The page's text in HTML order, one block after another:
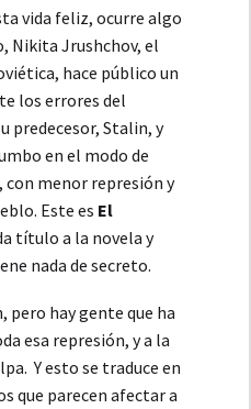
vida feliz, ocurre algo
Nikita Jrushchov, el
hace público un
los errores del
predecesor, Stalin, y
en el modo de
menor represión y
Este es El
título a la novela y
nada de secreto.
pero hay gente que ha
esa represión, y a la
Y esto se traduce en
que parecen afectar a